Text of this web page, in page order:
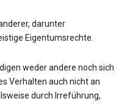
darunter
Eigentumsrechte.
weder andere noch sich
Verhalten auch nicht an
durch Irreführung,